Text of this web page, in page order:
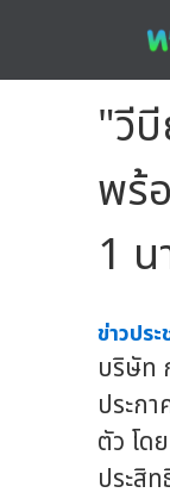
"วี
พร้
1
ข่าวปร
บริษัท
ประกา
ตัว โด
ประสิ